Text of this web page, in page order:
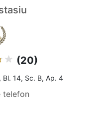
(20)
Bl. 14, Sc. B, Ap. 4
telefon